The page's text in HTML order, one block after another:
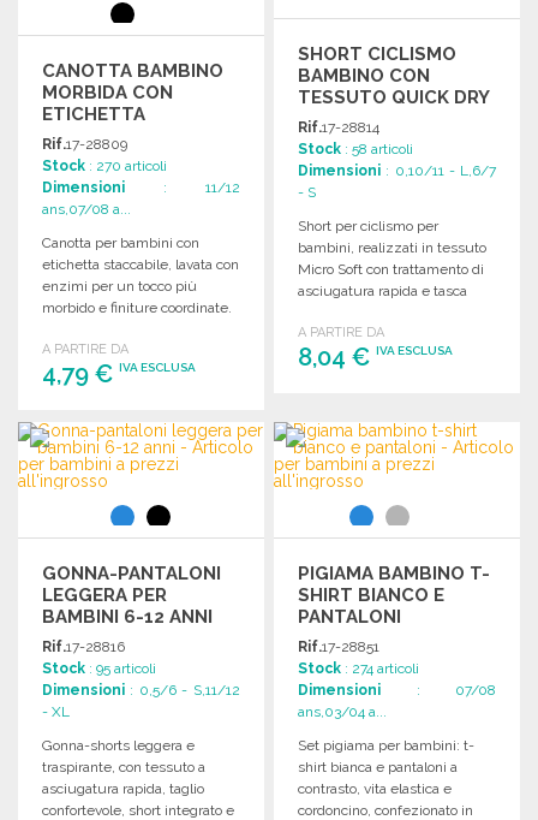
CANOTTA BAMBINO
MORBIDA CON
ETICHETTA
STACCABILE
Rif.17-28809
Stock : 270 articoli
Dimensioni : 11/12
ans,07/08 a...
Canotta per bambini con
etichetta staccabile, lavata con
enzimi per un tocco più
morbido e finiture coordinate.
A PARTIRE DA
4,79 € IVA ESCLUSA
ORDINARE
Richiedi un preventivo
SHORT CICLISMO
BAMBINO CON
TESSUTO QUICK DRY
A PREZZI
ALL'INGROSSO
Rif.17-28814
Stock : 58 articoli
Dimensioni : 0,10/11 - L,6/7
- S
Short per ciclismo per
bambini, realizzati in tessuto
Micro Soft con trattamento di
asciugatura rapida e tasca
A PARTIRE DA
8,04 €IVA ESCLUSA
Richiedi un preventivo
GONNA-PANTALONI
LEGGERA PER
BAMBINI 6-12 ANNI
Rif.17-28816
Stock : 95 articoli
Dimensioni : 0,5/6 - S,11/12
- XL
Gonna-shorts leggera e
traspirante, con tessuto a
asciugatura rapida, taglio
confortevole, short integrato e
PIGIAMA BAMBINO T-
SHIRT BIANCO E
PANTALONI
Rif.17-28851
Stock : 274 articoli
Dimensioni : 07/08
ans,03/04 a...
Set pigiama per bambini: t-
shirt bianca e pantaloni a
contrasto, vita elastica e
cordoncino, confezionato in